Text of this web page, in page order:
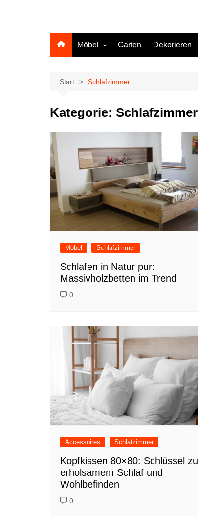
Möbel Garten Dekorieren
Start Schlafzimmer
Kategorie: Schlafzimmer
Möbel Schlafzimmer
Schlafen in Natur pur:
Massivholzbetten im Trend
0
Accessoires Schlafzimmer
Kopfkissen 80×80: Schlüssel zu
erholsamem Schlaf und
Wohlbefinden
0